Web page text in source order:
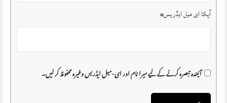
آپکا ای میل ایڈریس*
آئیندہ تبصرہ کرنے کے لیے میرا نام اور ای-میل ایڈریس وغیرہ محفوظ کر لیں۔